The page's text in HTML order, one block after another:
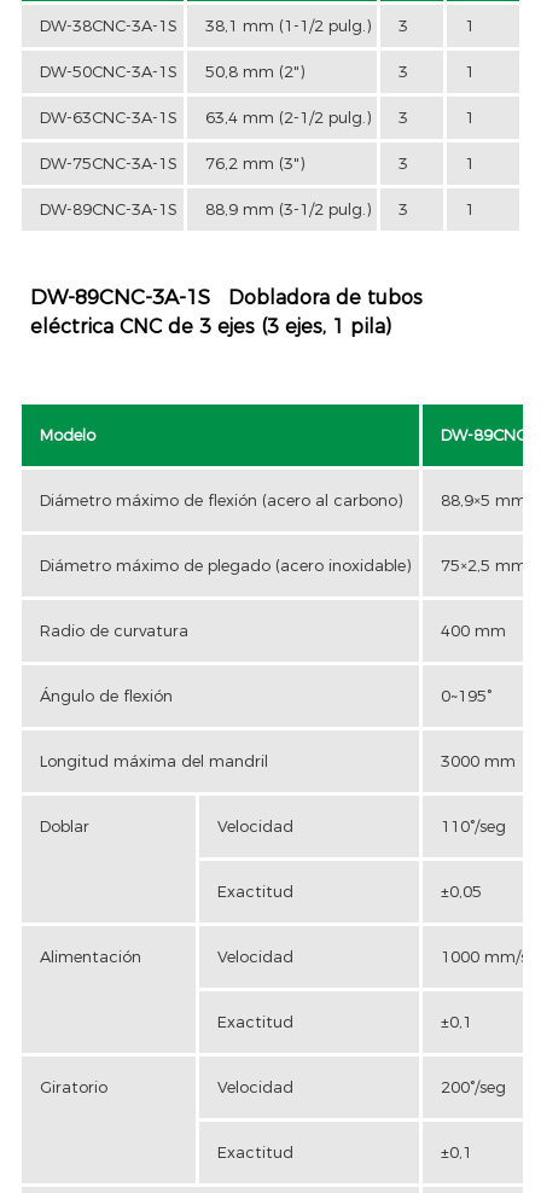
DW-38CNC-3A-1S 38,1 mm (1-1/2 pulg.) 3 1
DW-50CNC-3A-1S 50,8 mm (2") 3 1
DW-63CNC-3A-1S 63,4 mm (2-1/2 pulg.) 3 1
DW-75CNC-3A-1S 76,2 mm (3") 3 1
DW-89CNC-3A-1S 88,9 mm (3-1/2 pulg.) 3 1
DW-89CNC-3A-1S
Dobladora de tubos
eléctrica CNC de 3 ejes (3 ejes, 1 pila)
Modelo DW-89CNC-
Diámetro máximo de flexión (acero al carbono) 88,9×5 mm
Diámetro máximo de plegado (acero inoxidable) 75×2,5 mm
Radio de curvatura 400 mm
Ángulo de flexión 0~195°
Longitud máxima del mandril 3000 mm
Doblar Velocidad 110°/seg
Exactitud ±0,05
Alimentación Velocidad 1000 mm/
Exactitud ±0,1
Giratorio Velocidad 200°/seg
Exactitud ±0,1